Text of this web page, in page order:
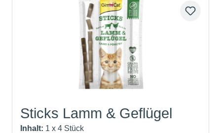
Sticks Lamm & Geflügel
Inhalt: 1 x 4 Stück